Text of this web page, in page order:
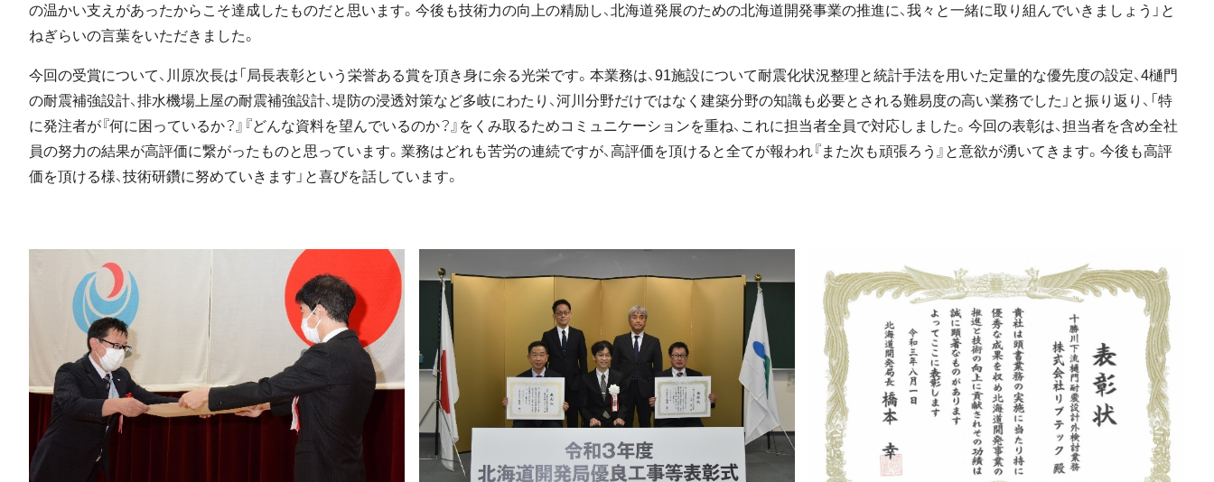
の温かい支えがあったからこそ達成したものだと思います。今後も技術力の向上の精励し、北海道発展のための北海道開発事業の推進に、我々と一緒に取り組んでいきましょう」と
ねぎらいの言葉をいただきました。
今回の受賞について、川原次長は「局長表彰という栄誉ある賞を頂き身に余る光栄です。本業務は、91施設について耐震化状況整理と統計手法を用いた定量的な優先度の設定、4樋門
の耐震補強設計、排水機場上屋の耐震補強設計、堤防の浸透対策など多岐にわたり、河川分野だけではなく建築分野の知識も必要とされる難易度の高い業務でした」と振り返り、「特
に発注者が『何に困っているか？』『どんな資料を望んでいるのか？』をくみ取るためコミュニケーションを重ね、これに担当者全員で対応しました。今回の表彰は、担当者を含め全社
員の努力の結果が高評価に繋がったものと思っています。業務はどれも苦労の連続ですが、高評価を頂けると全てが報われ『また次も頑張ろう』と意欲が湧いてきます。今後も高評
価を頂ける様、技術研鑽に努めていきます」と喜びを話しています。